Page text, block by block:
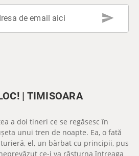
de email aici send
| TIMISOARA
a doi tineri ce se regăsesc în
unui tren de noapte. Ea, o fată
el, un bărbat cu principii, pus
ce-i va răsturna întreaga